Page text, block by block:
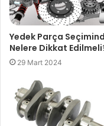
Yedek Parça
Nelere Dikkat
29 Mart 2024